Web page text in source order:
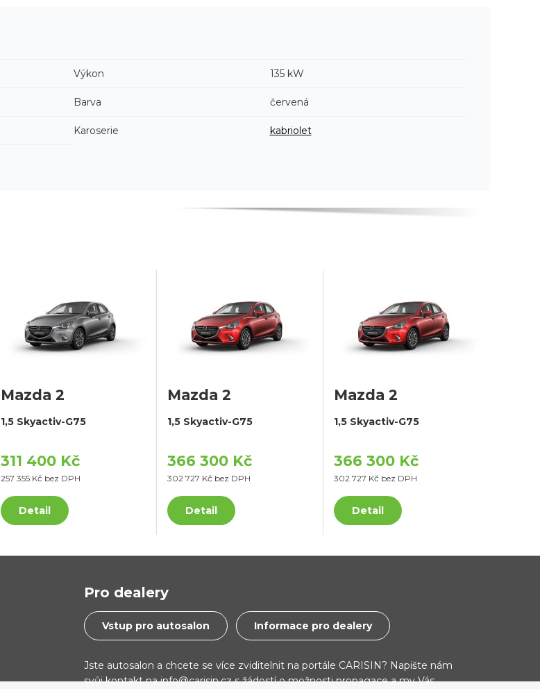
Výkon 135 kW
Barva červená
Karoserie kabriolet
Mazda 2
1,5 Skyactiv-G75
311 400 Kč
257 355 Kč bez DPH
Detail
Mazda 2
1,5 Skyactiv-G75
366 300 Kč
302 727 Kč bez DPH
Detail
Mazda 2
1,5 Skyactiv-G75
366 300 Kč
302 727 Kč bez DPH
Detail
Pro dealery
Vstup pro autosalon Informace pro dealery
Jste autosalon a chcete se více zviditelnit na portále CARISIN? Napište nám
svůj kontakt na info@carisin.cz s žádostí o možnosti propagace a my Vás